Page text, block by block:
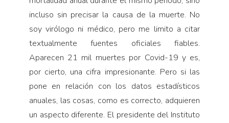
incluso sin precisar la causa de la muerte. No
soy virólogo ni médico, pero me limito a citar
textualmente fuentes oficiales fiables.
Aparecen 21 mil muertes por Covid-19 y es,
por cierto, una cifra impresionante. Pero si las
pone en relación con los datos estadísticos
anuales, las cosas, como es correcto, adquieren
un aspecto diferente. El presidente del Instituto